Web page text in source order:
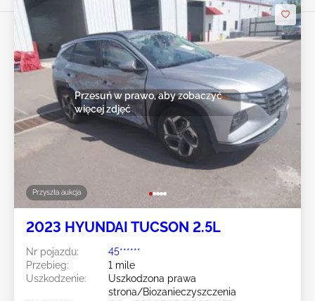
Przyszła aukcja
Przesuń w prawo, aby zobaczyć
więcej zdjęć
2023 HYUNDAI TUCSON 2.5L
Nr pojazdu:
45******
Przebieg:
1 mile
Uszkodzenie:
Uszkodzona prawa
strona/Biozanieczyszczenia